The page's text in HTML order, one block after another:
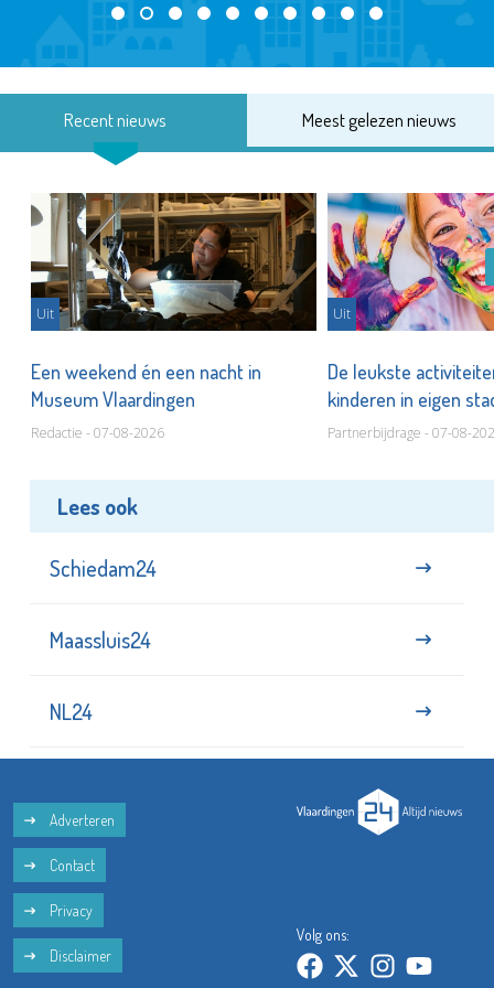
Recent nieuws Meest gelezen nieuws
Uit
Een weekend én een nacht in
Museum Vlaardingen
Redactie - 07-08-2026
Uit
De leukste
kinderen in eigen
Partnerbijdrage - 07-08-
Lees ook
Schiedam24
Maassluis24
NL24
Adverteren
Contact
Privacy
Disclaimer
Volg ons: